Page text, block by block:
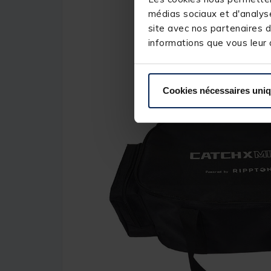
médias sociaux et
site avec nos partenaires
informations que vous
Cookies nécessaires